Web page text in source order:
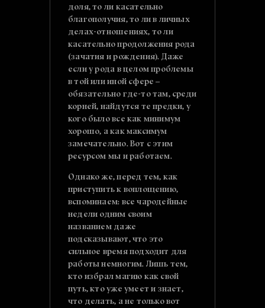
доля, то ли касательно
благополучия, то ли в личных
делах-отношениях, то ли
касательно продолжения рода
(зачатия и рождения). Даже
если у рода в целом проблемы
в той или иной сфере –
обязательно где-то там, среди
корней, найдутся те предки, у
кого было все как минимум
хорошо, а как максимум
замечательно. Вот с этим
ресурсом мы и работаем.
Однако же, перед тем, как
приступить к воплощению,
вспоминаем: все чародейные
недели одним своим
названием даже
подсказывают, что это
сильное время подходит для
работы немногим. Лишь тем,
кто избрал магию как свой
путь, кто уже умеет и знает,
что делать, а не только вот